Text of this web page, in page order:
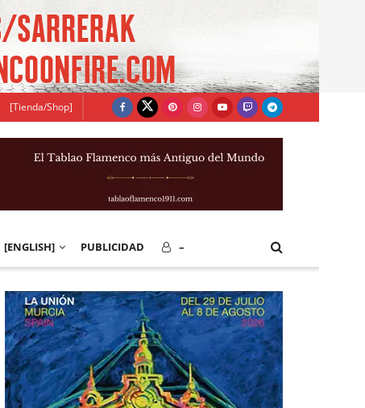
[Tienda/Shop]
[ENGLISH] PUBLICIDAD –